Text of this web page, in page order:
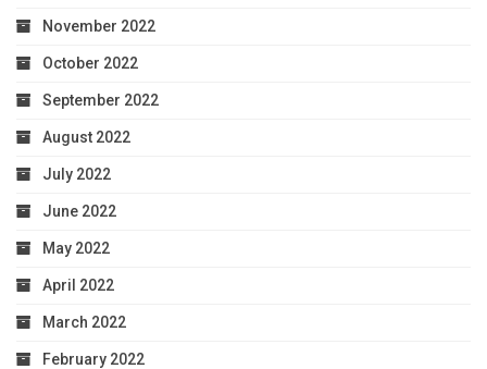
November 2022
October 2022
September 2022
August 2022
July 2022
June 2022
May 2022
April 2022
March 2022
February 2022